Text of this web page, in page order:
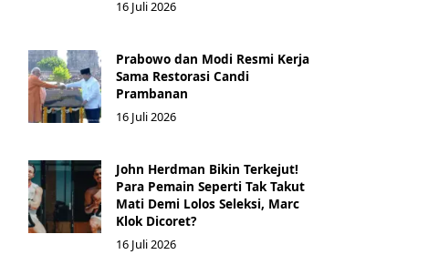
16 Juli 2026
Prabowo dan Modi Resmi Kerja
Sama Restorasi Candi
Prambanan
16 Juli 2026
John Herdman Bikin Terkejut!
Para Pemain Seperti Tak Takut
Mati Demi Lolos Seleksi, Marc
Klok Dicoret?
16 Juli 2026